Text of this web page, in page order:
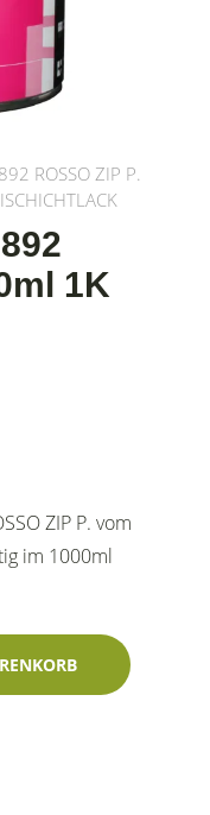
ROSSO ZIP P.
1K
ZIP P. vom
im 1000ml
profiautolacke-